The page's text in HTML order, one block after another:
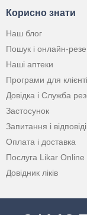
Корисно знати
Наш блог
Пошук і онлайн-
Наші аптеки
Програми для
Довідка і Служба
Застосунок
Запитання і відповіді
Оплата і доставка
Послуга Likar Online
Довідник ліків